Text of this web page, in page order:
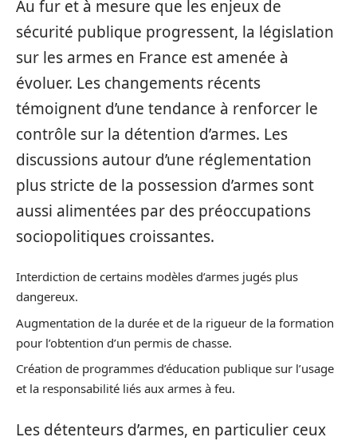
Au fur et à mesure que les enjeux de
sécurité publique progressent, la législation
sur les armes en France est amenée à
évoluer. Les changements récents
témoignent d’une tendance à renforcer le
contrôle sur la détention d’armes. Les
discussions autour d’une réglementation
plus stricte de la possession d’armes sont
aussi alimentées par des préoccupations
sociopolitiques croissantes.
Interdiction de certains modèles d’armes jugés plus
dangereux.
Augmentation de la durée et de la rigueur de la formation
pour l’obtention d’un permis de chasse.
Création de programmes d’éducation publique sur l’usage
et la responsabilité liés aux armes à feu.
Les détenteurs d’armes, en particulier ceux